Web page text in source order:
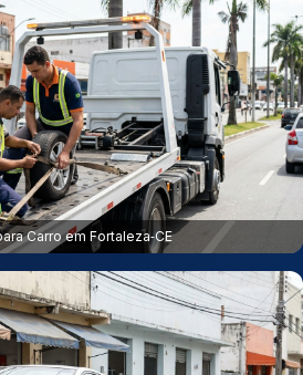
Carro em Fortaleza‑CE